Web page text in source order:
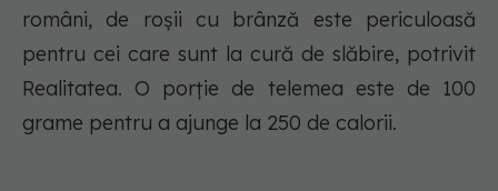
români, de roșii cu brânză este periculoasă
pentru cei care sunt la cură de slăbire, potrivit
Realitatea. O porție de telemea este de 100
grame pentru a ajunge la 250 de calorii.